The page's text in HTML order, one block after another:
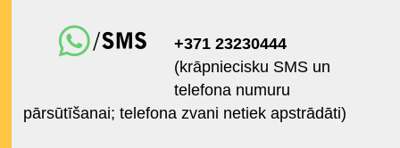
+371 23230444
(krāpniecisku SMS un
telefona numuru
pārsūtīšanai; telefona zvani netiek apstrādāti)